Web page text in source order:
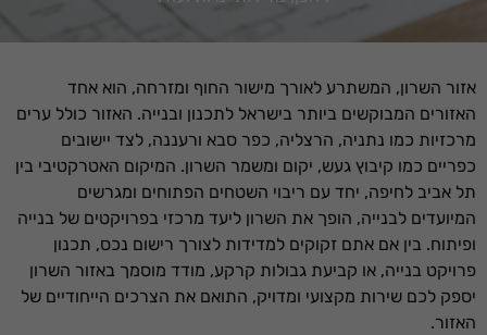
אזור השרון, המשתרע לאורך מישור החוף ומזרחה, הוא אחד
האזורים המבוקשים ביותר בישראל לתכנון ובנייה. האזור כולל ערים
מרכזיות כמו נתניה, הרצליה, כפר סבא ורעננה, לצד יישובים
כפריים כמו קיבוץ געש, יקום ומשמר השרון. המיקום האטרקטיבי בין
תל אביב לחיפה, יחד עם ריבוי השטחים הפתוחים ומגרשים
המיועדים לבנייה, הופך את השרון ליעד מרכזי בפרויקטים של בנייה
ופיתוח. בין אם אתם זקוקים למדידות לצורך רישום נכס, תכנון
פרויקט בנייה, או קביעת גבולות קרקע, מודד מוסמך באזור השרון
יספק לכם שירות מקצועי ומדויק, התואם את הצרכים הייחודיים של
האזור.